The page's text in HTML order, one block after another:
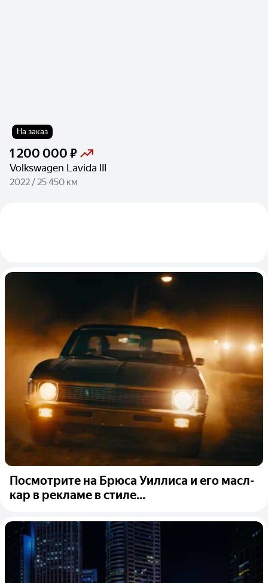
На заказ
1 200 000 ₽
Volkswagen Lavida III
2022 / 25 450 км
Посмотрите на Брюса Уиллиса и его масл-
кар в рекламе в стиле...